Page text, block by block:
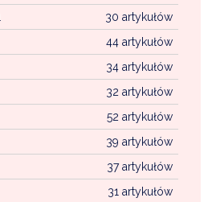
30 artykułów
44 artykułów
34 artykułów
32 artykułów
52 artykułów
39 artykułów
37 artykułów
31 artykułów